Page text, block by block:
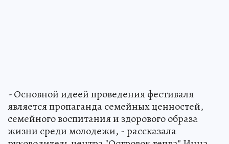
-Основной идеей проведения фестиваля
является пропаганда семейных ценностей,
семейного воспитания и здорового образа
жизни среди молодежи, - рассказала